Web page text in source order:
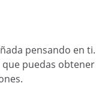
pensando en ti.
que puedas obtener